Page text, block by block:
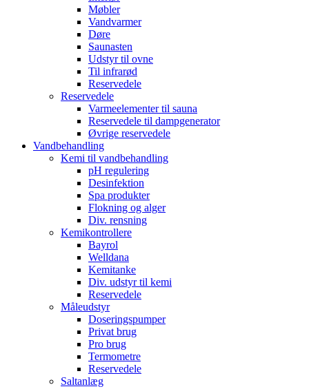
Møbler
Vandvarmer
Døre
Saunasten
Udstyr til ovne
Til infrarød
Reservedele
Reservedele
Varmeelementer til sauna
Reservedele til dampgenerator
Øvrige reservedele
Vandbehandling
Kemi til vandbehandling
pH regulering
Desinfektion
Spa produkter
Flokning og alger
Div. rensning
Kemikontrollere
Bayrol
Welldana
Kemitanke
Div. udstyr til kemi
Reservedele
Måleudstyr
Doseringspumper
Privat brug
Pro brug
Termometre
Reservedele
Saltanlæg